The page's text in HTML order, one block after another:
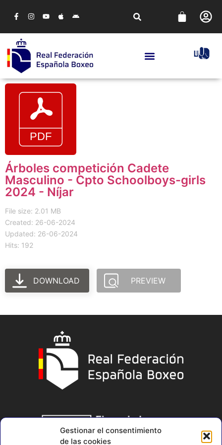
Gestionar el consentimiento
de las cookies
Árboles competición Cadete
Masculino - Cpto Schoolboys-girls
2024 - Níjar
File size: 2.01 MB
Created: 26-06-2024
Updated: 26-06-2024
Hits: 192
DOWNLOAD PREVIEW